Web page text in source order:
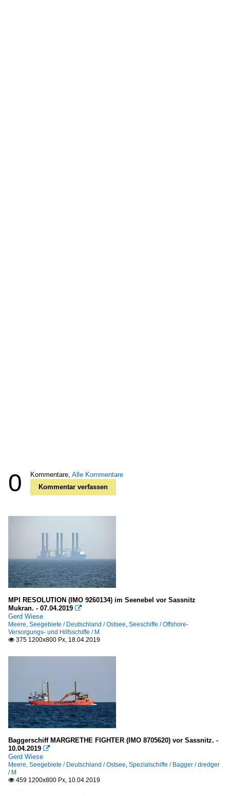
0 Kommentare, Alle Kommentare
Kommentar verfassen
MPI RESOLUTION (IMO 9260134) im Seenebel vor Sassnitz
Mukran. - 07.04.2019 
Gerd Wiese
Meere, Seegebiete / Deutschland / Ostsee, Seeschiffe / Offshore-
Versorgungs- und Hilfsschiffe / M
 375 1200x800 Px, 18.04.2019
Baggerschiff MARGRETHE FIGHTER (IMO 8705620) vor Sassnitz. -
10.04.2019 
Gerd Wiese
Meere, Seegebiete / Deutschland / Ostsee, Spezialschiffe / Bagger / dredger
/ M
 459 1200x800 Px, 10.04.2019